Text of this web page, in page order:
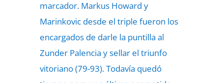
marcador. Markus Howard y
Marinkovic desde el triple fueron los
encargados de darle la puntilla al
Zunder Palencia y sellar el triunfo
vitoriano (79-93). Todavía quedó